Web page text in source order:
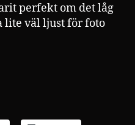
perfekt om det låg
lite väl ljust för foto